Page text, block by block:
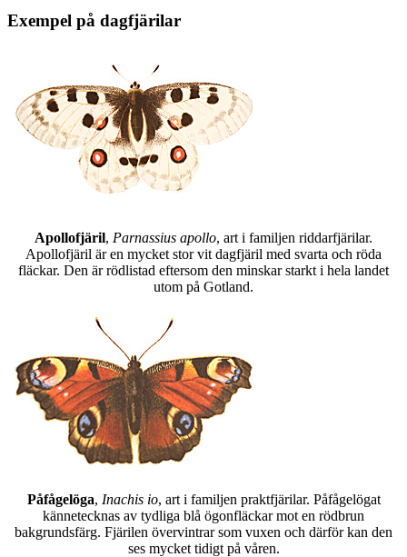
Exempel på dagfjärilar
Apollofjäril, Parnassius apollo, art i familjen riddarfjärilar.
Apollofjäril är en mycket stor vit dagfjäril med svarta och röda
fläckar. Den är rödlistad eftersom den minskar starkt i hela landet
utom på Gotland.
Påfågelöga, Inachis io, art i familjen praktfjärilar. Påfågelögat
kännetecknas av tydliga blå ögonfläckar mot en rödbrun
bakgrundsfärg. Fjärilen övervintrar som vuxen och därför kan den
ses mycket tidigt på våren.